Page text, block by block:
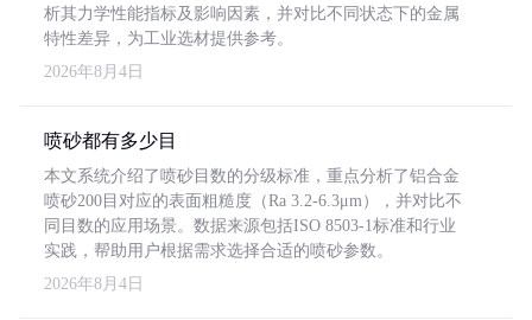
析其力学性能指标及影响因素，并对比不同状态下的金属
特性差异，为工业选材提供参考。
2026年8月4日
喷砂都有多少目
本文系统介绍了喷砂目数的分级标准，重点分析了铝合金
喷砂200目对应的表面粗糙度（Ra 3.2-6.3μm），并对比不
同目数的应用场景。数据来源包括ISO 8503-1标准和行业
实践，帮助用户根据需求选择合适的喷砂参数。
2026年8月4日